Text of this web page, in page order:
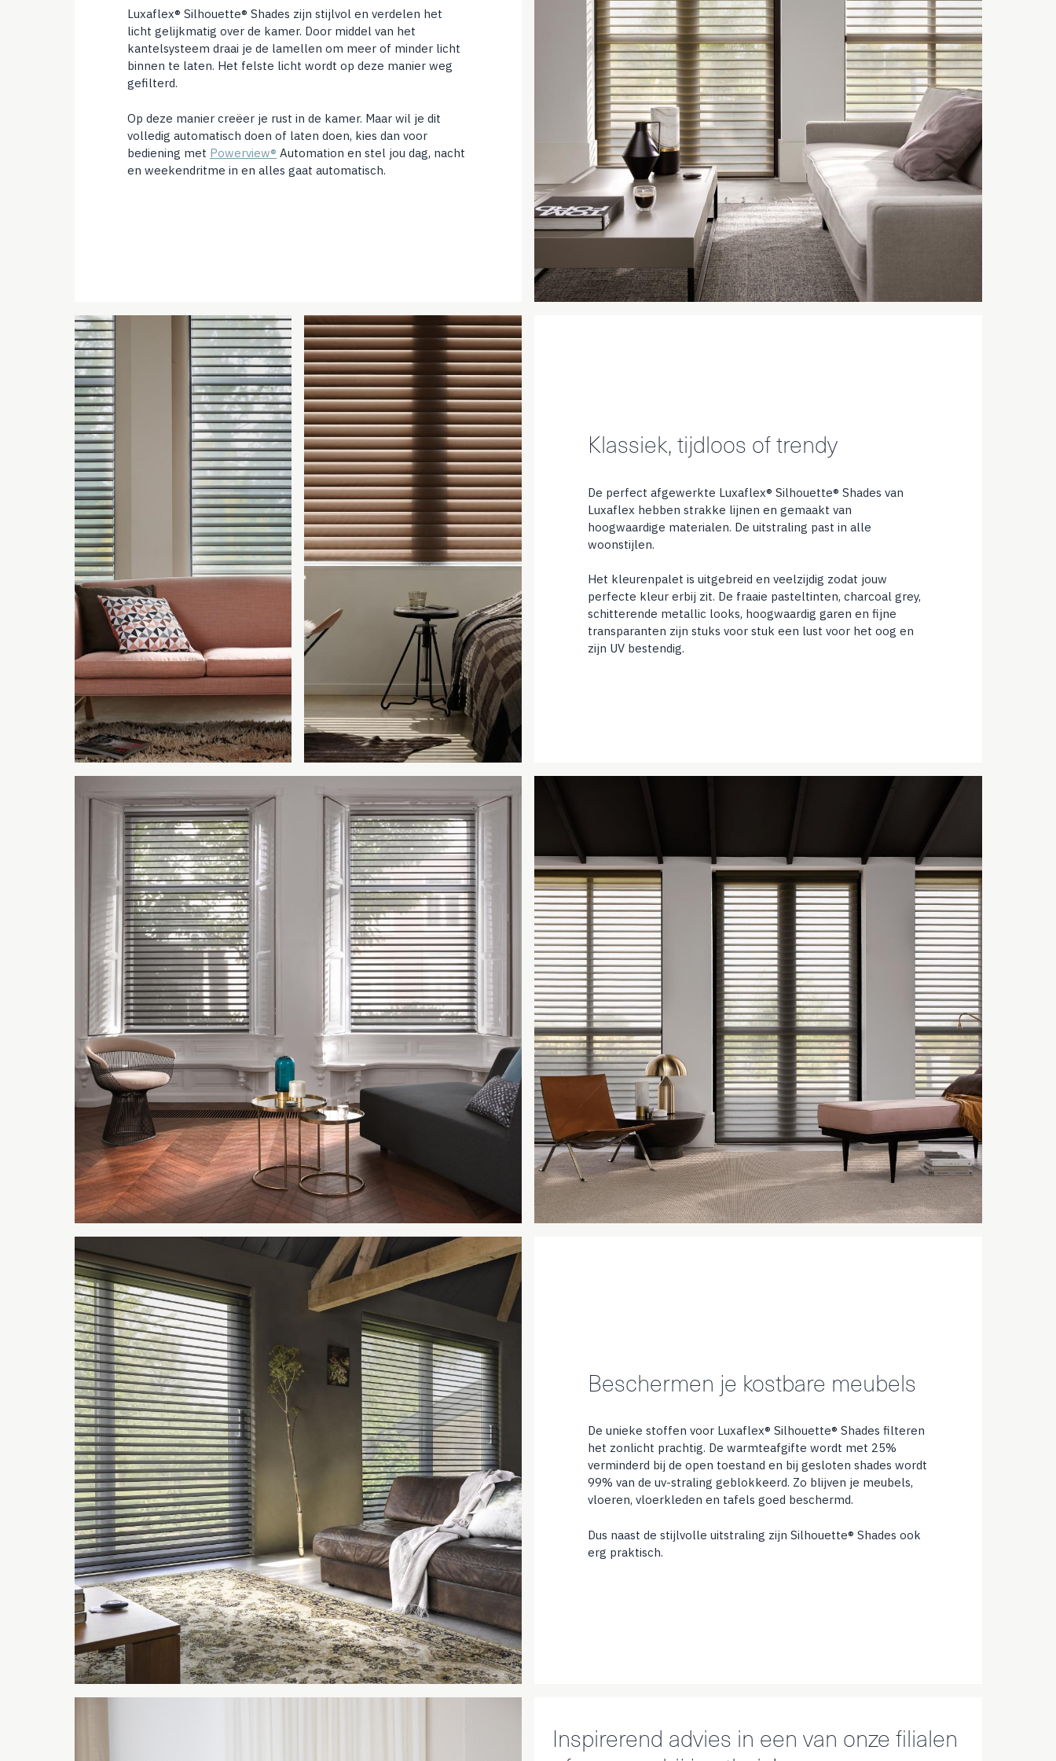
Luxaflex® Silhouette® Shades zijn stijlvol en verdelen het
licht gelijkmatig over de kamer. Door middel van het
kantelsysteem draai je de lamellen om meer of minder licht
binnen te laten. Het felste licht wordt op deze manier weg
gefilterd.
Op deze manier creëer je rust in de kamer. Maar wil je dit
volledig automatisch doen of laten doen, kies dan voor
bediening met Powerview® Automation en stel jou dag, nacht
en weekendritme in en alles gaat automatisch.
Klassiek, tijdloos of trendy
De perfect afgewerkte Luxaflex® Silhouette® Shades van
Luxaflex hebben strakke lijnen en gemaakt van
hoogwaardige materialen. De uitstraling past in alle
woonstijlen.
Het kleurenpalet is uitgebreid en veelzijdig zodat jouw
perfecte kleur erbij zit. De fraaie pasteltinten, charcoal grey,
schitterende metallic looks, hoogwaardig garen en fijne
transparanten zijn stuks voor stuk een lust voor het oog en
zijn UV bestendig.
Beschermen je kostbare meubels
De unieke stoffen voor Luxaflex® Silhouette® Shades filteren
het zonlicht prachtig. De warmteafgifte wordt met 25%
verminderd bij de open toestand en bij gesloten shades wordt
99% van de uv-straling geblokkeerd. Zo blijven je meubels,
vloeren, vloerkleden en tafels goed beschermd.
Dus naast de stijlvolle uitstraling zijn Silhouette® Shades ook
erg praktisch.
Inspirerend advies in een van onze filialen